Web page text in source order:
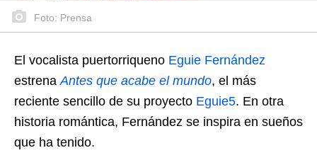
Foto: Prensa
El vocalista puertorriqueno Eguie Fernández
estrenaAntes que acabe el mundo, el más
reciente sencillo de su proyecto Eguie5. En otra
historia romántica, Fernández se inspira en sueños
que ha tenido.